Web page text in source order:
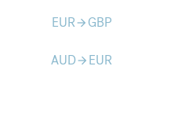
EURarrow_forward GBP
AUDarrow_forward EUR